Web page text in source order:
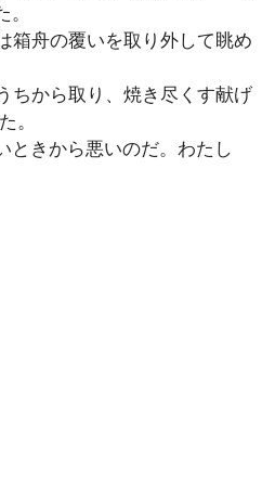
箱舟の覆いを取り外して眺め
ちから取り、焼き尽くす献げ
。
きから悪いのだ。わたし